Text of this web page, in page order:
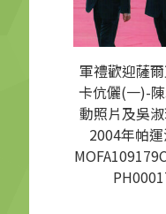
軍禮歡迎薩
卡伉儷(一)-
動照片及吳
2004年帕